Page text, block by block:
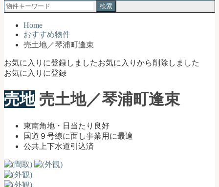
琴
地
売
買・
不
動
産
せ
く
だ
検
索:
Home
おすすめ物件
売土地／琴浦町逢束
お気に入りに登録しましたお気に入りから削除しました
お気に入りに登録
売地 売土地／琴浦町逢束
東南角地・日当たり良好
国道９号線に面し事業用に最適
公共上下水道引込済